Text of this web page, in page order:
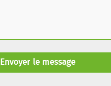
Envoyer le message